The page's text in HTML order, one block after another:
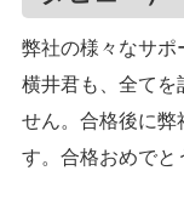
弊社の様々なサポ
横井君も、全てを
せん。合格後に弊
す。合格おめでと